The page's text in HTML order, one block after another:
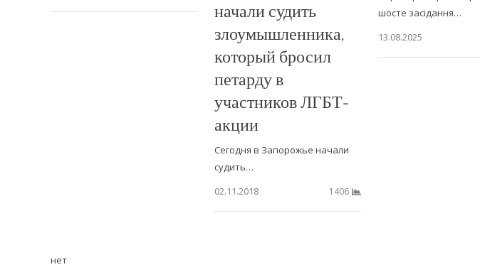
начали судить
злоумышленника,
который бросил
петарду в
участников ЛГБТ-
акции
Сегодня в Запорожье начали
судить…
02.11.2018
1406
шосте засідання…
13.08.2025
нет